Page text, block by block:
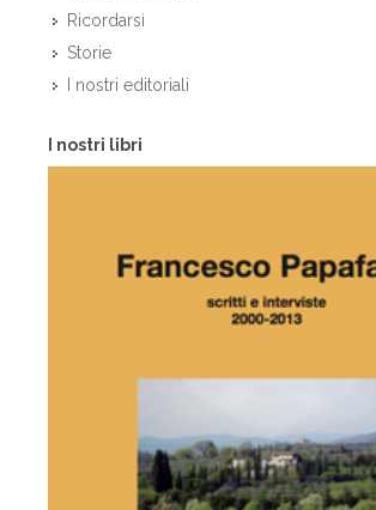
Ricordarsi
Storie
I nostri editoriali
I nostri libri